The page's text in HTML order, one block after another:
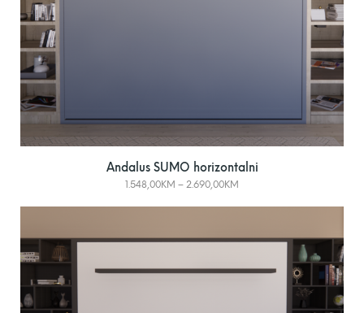
Andalus SUMO horizontalni
1.548,00KM – 2.690,00KM